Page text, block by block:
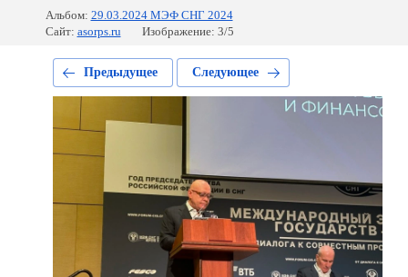
Альбом: 29.03.2024 МЭФ СНГ 2024
Сайт: asorps.ru Изображение: 3/5
Предыдущее Следующее